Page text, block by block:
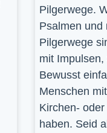
Pilgerwege.
Psalmen und
Pilgerwege
mit
Bewusst
Menschen
Kirchen-
haben. Seid